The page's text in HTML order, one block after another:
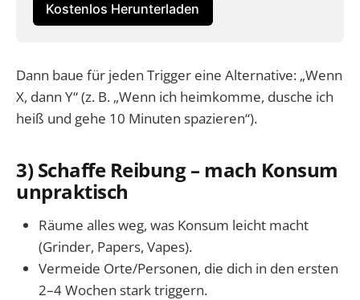
Kostenlos Herunterladen
Dann baue für jeden Trigger eine Alternative: „Wenn
X, dann Y“ (z. B. „Wenn ich heimkomme, dusche ich
heiß und gehe 10 Minuten spazieren“).
3) Schaffe Reibung – mach Konsum
unpraktisch
Räume alles weg, was Konsum leicht macht
(Grinder, Papers, Vapes).
Vermeide Orte/Personen, die dich in den ersten
2–4 Wochen stark triggern.